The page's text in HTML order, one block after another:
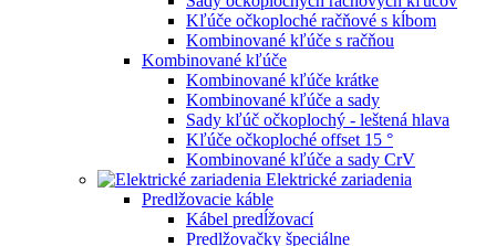
Kľúče očkoploché račňové s kĺbom
Kombinované kľúče s račňou
Kombinované kľúče
Kombinované kľúče krátke
Kombinované kľúče a sady
Sady kľúč očkoplochý - leštená hlava
Kľúče očkoploché offset 15 °
Kombinované kľúče a sady CrV
Elektrické zariadenia
Predlžovacie káble
Kábel predĺžovací
Predlžovačky špeciálne